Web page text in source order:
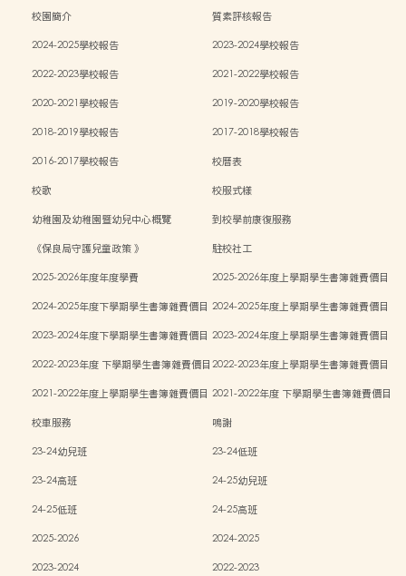
校園簡介
質素評核報告
2024-2025學校報告
2023-2024學校報告
2022-2023學校報告
2021-2022學校報告
2020-2021學校報告
2019-2020學校報告
2018-2019學校報告
2017-2018學校報告
2016-2017學校報告
校曆表
校歌
校服式樣
幼稚園及幼稚園暨幼兒中心概覽
到校學前康復服務
《保良局守護兒童政策 》
駐校社工
2025-2026年度年度學費
2025-2026年度上學期學生書簿雜費價目
2024-2025年度下學期學生書簿雜費價目 2024-2025年度上學期學生書簿雜費價目
2023-2024年度下學期學生書簿雜費價目 2023-2024年度上學期學生書簿雜費價目
2022-2023年度 下學期學生書簿雜費價目2022-2023年度上學期學生書簿雜費價目
2021-2022年度上學期學生書簿雜費價目 2021-2022年度 下學期學生書簿雜費價目
校車服務
鳴謝
23-24幼兒班
23-24低班
23-24高班
24-25幼兒班
24-25低班
24-25高班
2025-2026
2024-2025
2023-2024
2022-2023